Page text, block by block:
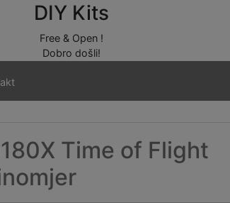
DIY Kits
Free & Open !
Dobro došli!
Time of Flight